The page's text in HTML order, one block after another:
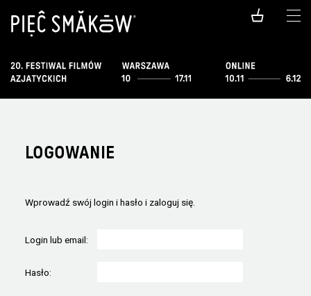
LOGOWANIE
Wprowadź swój login i hasło i zaloguj się.
Login lub email:
Hasło: